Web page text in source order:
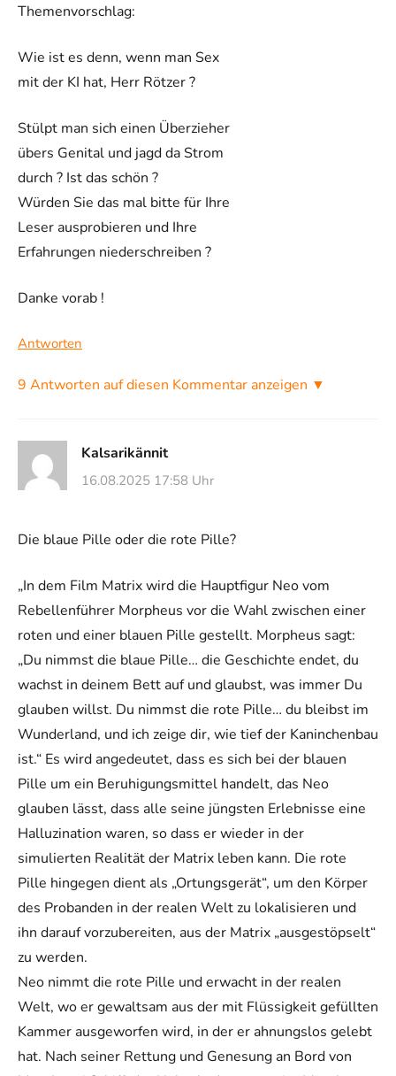
Themenvorschlag:
Wie ist es denn, wenn man Sex
mit der KI hat, Herr Rötzer ?
Stülpt man sich einen Überzieher
übers Genital und jagd da Strom
durch ? Ist das schön ?
Würden Sie das mal bitte für Ihre
Leser ausprobieren und Ihre
Erfahrungen niederschreiben ?
Danke vorab !
Antworten
9 Antworten auf diesen Kommentar anzeigen ▼
Kalsarikännit
16.08.2025 17:58 Uhr
Die blaue Pille oder die rote Pille?
„In dem Film Matrix wird die Hauptfigur Neo vom
Rebellenführer Morpheus vor die Wahl zwischen einer
roten und einer blauen Pille gestellt. Morpheus sagt:
„Du nimmst die blaue Pille… die Geschichte endet, du
wachst in deinem Bett auf und glaubst, was immer Du
glauben willst. Du nimmst die rote Pille… du bleibst im
Wunderland, und ich zeige dir, wie tief der Kaninchenbau
ist.“ Es wird angedeutet, dass es sich bei der blauen
Pille um ein Beruhigungsmittel handelt, das Neo
glauben lässt, dass alle seine jüngsten Erlebnisse eine
Halluzination waren, so dass er wieder in der
simulierten Realität der Matrix leben kann. Die rote
Pille hingegen dient als „Ortungsgerät“, um den Körper
des Probanden in der realen Welt zu lokalisieren und
ihn darauf vorzubereiten, aus der Matrix „ausgestöpselt“
zu werden.
Neo nimmt die rote Pille und erwacht in der realen
Welt, wo er gewaltsam aus der mit Flüssigkeit gefüllten
Kammer ausgeworfen wird, in der er ahnungslos gelebt
hat. Nach seiner Rettung und Genesung an Bord von